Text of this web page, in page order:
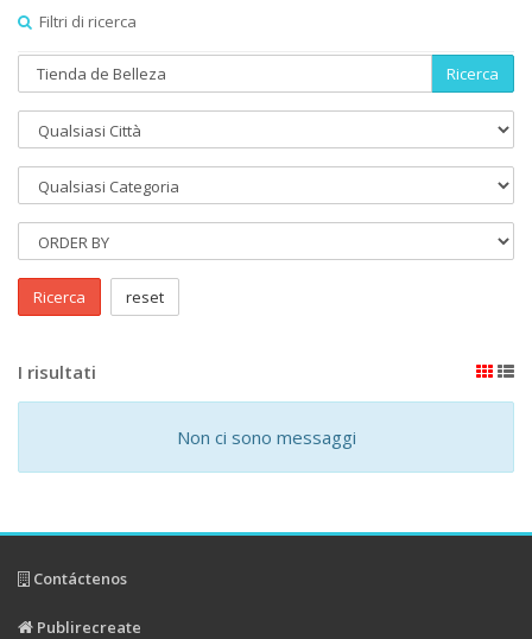
Filtri di ricerca
Ricerca
Ricerca reset
I risultati
Non ci sono messaggi
Contáctenos
Publirecreate